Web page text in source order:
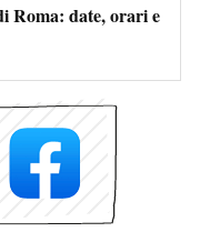
Roma: date, orari e